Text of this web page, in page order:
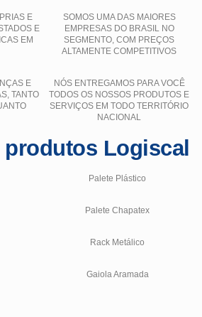
E
E
EM
SOMOS UMA DAS MAIORES
EMPRESAS DO BRASIL NO
SEGMENTO, COM PREÇOS
ALTAMENTE COMPETITIVOS
E
TANTO
NÓS ENTREGAMOS PARA VOCÊ
TODOS OS NOSSOS PRODUTOS E
SERVIÇOS EM TODO TERRITÓRIO
NACIONAL
Logiscal
Palete Plástico
Palete Chapatex
Rack Metálico
Gaiola Aramada